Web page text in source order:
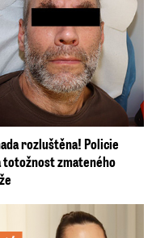
rozluštěna! Policie
totožnost zmateného
Rýpanec od Ondřeje